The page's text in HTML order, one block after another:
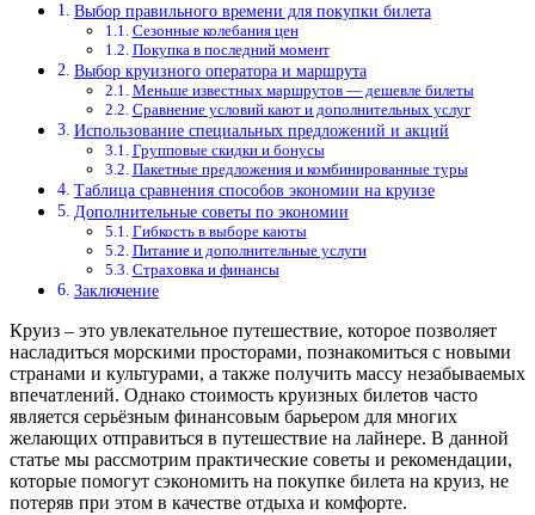
Выбор правильного времени для покупки билета
Сезонные колебания цен
Покупка в последний момент
Выбор круизного оператора и маршрута
Меньше известных маршрутов — дешевле билеты
Сравнение условий кают и дополнительных услуг
Использование специальных предложений и акций
Групповые скидки и бонусы
Пакетные предложения и комбинированные туры
Таблица сравнения способов экономии на круизе
Дополнительные советы по экономии
Гибкость в выборе каюты
Питание и дополнительные услуги
Страховка и финансы
Заключение
Круиз – это увлекательное путешествие, которое позволяет
насладиться морскими просторами, познакомиться с новыми
странами и культурами, а также получить массу незабываемых
впечатлений. Однако стоимость круизных билетов часто
является серьёзным финансовым барьером для многих
желающих отправиться в путешествие на лайнере. В данной
статье мы рассмотрим практические советы и рекомендации,
которые помогут сэкономить на покупке билета на круиз, не
потеряв при этом в качестве отдыха и комфорте.